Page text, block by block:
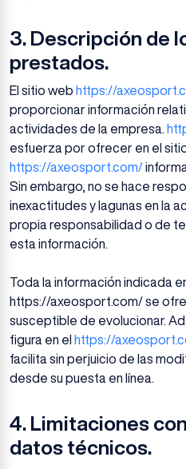
3. Descripción de
prestados.
El sitio web https://
proporcionar información
actividades de la empresa.
esfuerza por ofrecer en el
https://axeosport.com/
Sin embargo, no se hace
inexactitudes y lagunas en la
propia responsabilidad o de
esta información.
Toda la información indicada
https://axeosport.com/ se
susceptible de evolucionar.
figura en el https://
facilita sin perjuicio de las
desde su puesta en línea.
4. Limitaciones
datos técnicos.